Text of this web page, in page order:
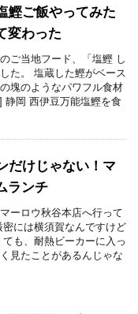
鰹ご飯やってみた
変わった
ご当地フード、「塩鰹 し
た。 塩蔵した鰹がベース
塊のようなパワフル食材
岡 西伊豆万能塩鰹を食
だけじゃない！マ
ランチ
ーロウ秋谷本店へ行って
には横須賀なんですけど
も、耐熱ビーカーに入っ
見たことがあるんじゃな